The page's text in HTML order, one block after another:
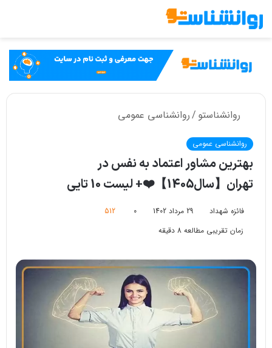
روانشناستو /روانشناسی عمومی
روانشناسی عمومی
بهترین مشاور اعتماد به نفس در
تهران【سال1405】❤️+ لیست 10 تایی
فائزه شهداد 29 مرداد 1402 0
512
زمان تقریبی مطالعه 8 دقیقه